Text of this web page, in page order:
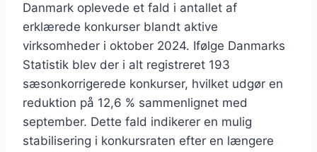
Danmark oplevede et fald i antallet af
erklærede konkurser blandt aktive
virksomheder i oktober 2024. Ifølge Danmarks
Statistik blev der i alt registreret 193
sæsonkorrigerede konkurser, hvilket udgør en
reduktion på 12,6 % sammenlignet med
september. Dette fald indikerer en mulig
stabilisering i konkursraten efter en længere